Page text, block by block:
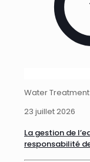
Water
23 juillet 2026
La gestion de
responsabilité